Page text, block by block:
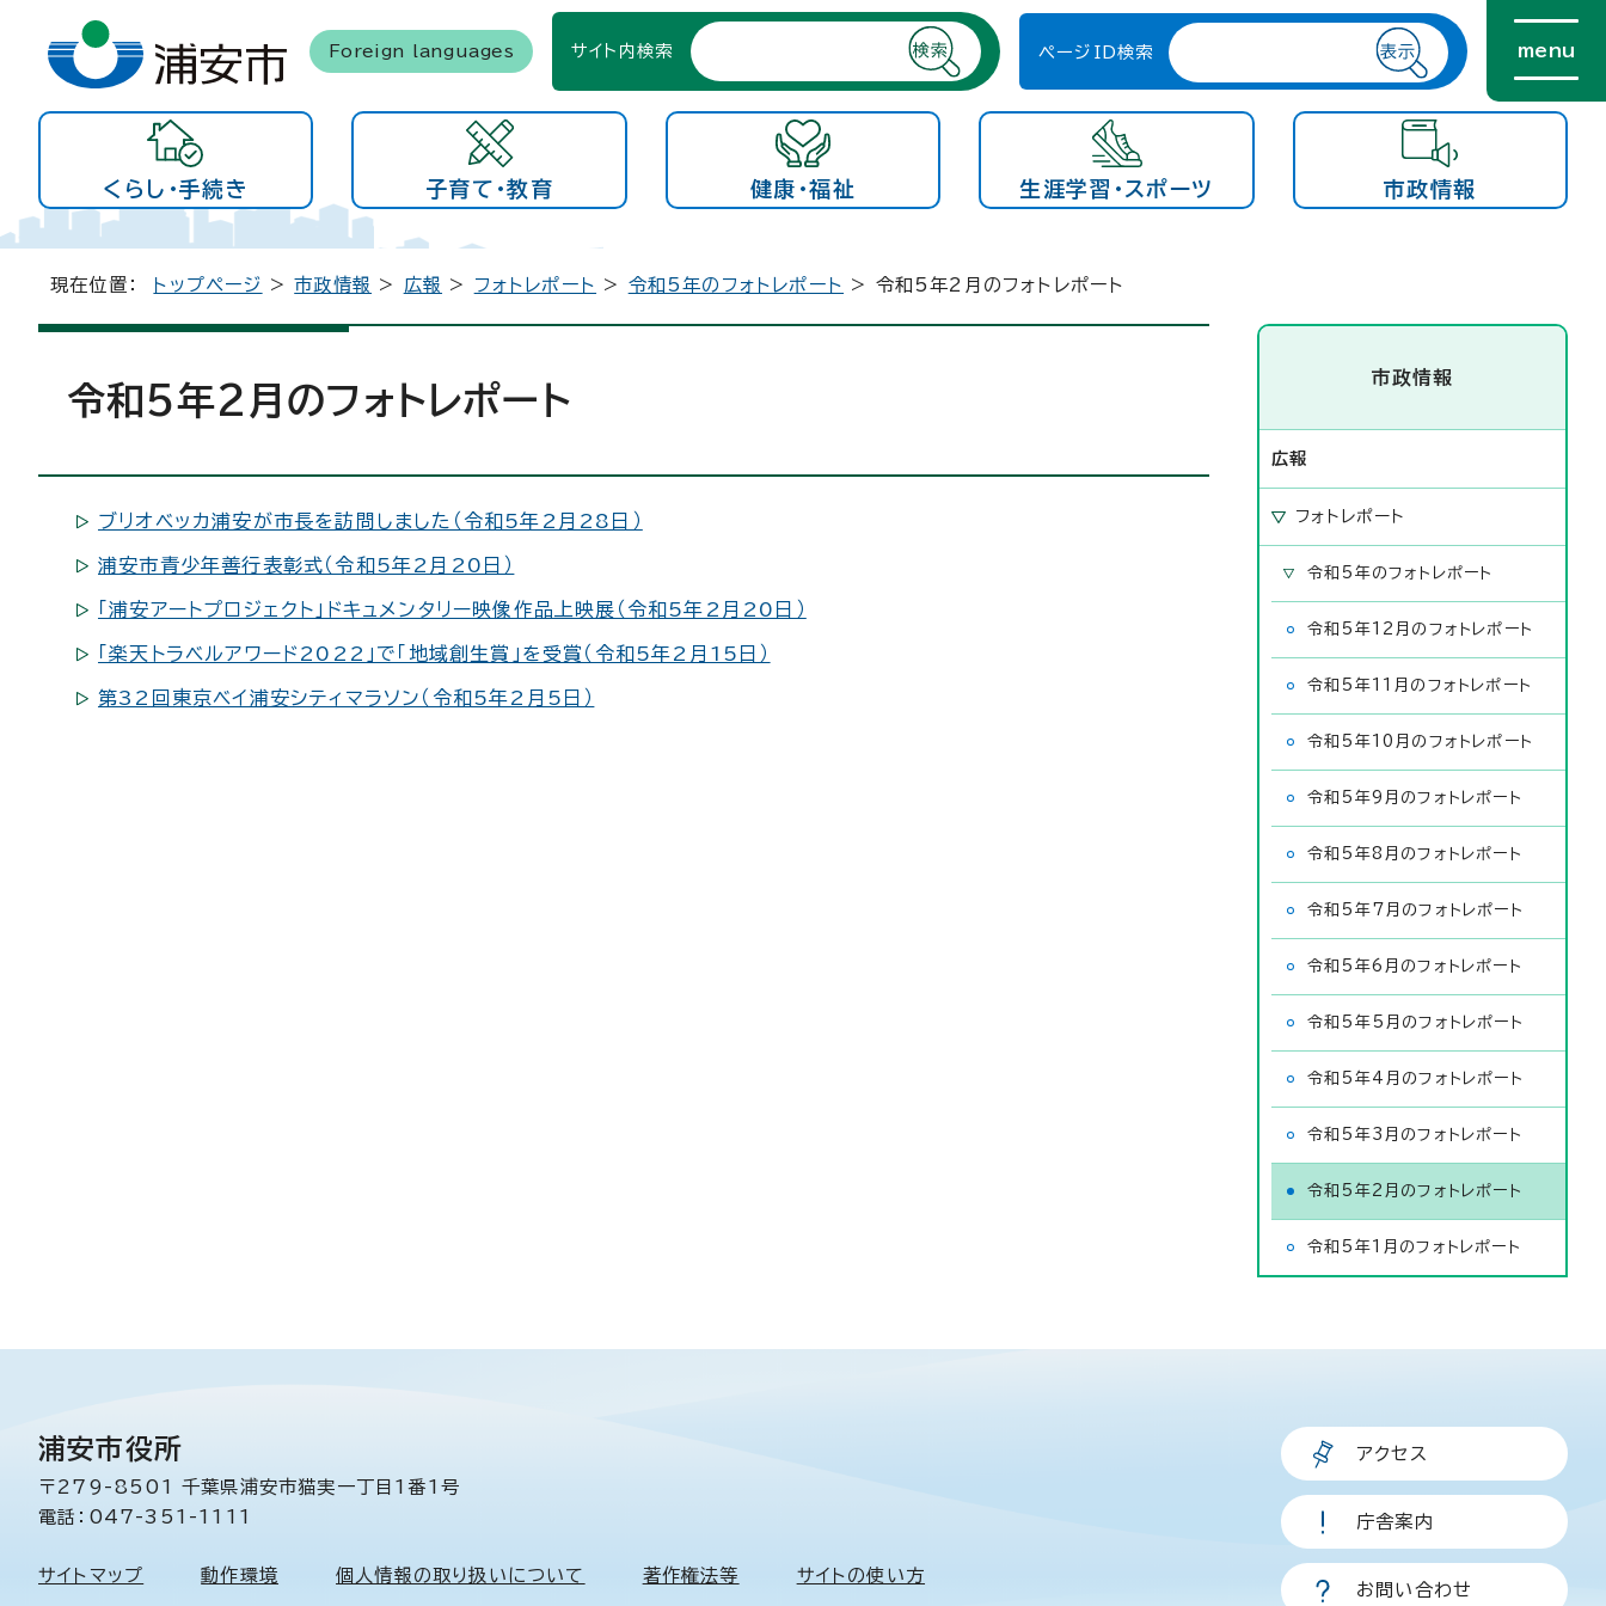
Foreign languages サイト内検索 ページID検索 menu
くらし・手続き 子育て・教育 健康・福祉 生涯学習・スポーツ 市政情報
現在位置： トップページ >市政情報 > 広報 > フォトレポート > 令和5年のフォトレポート > 令和5年2月のフォトレポート
令和5年2月のフォトレポート
ブリオベッカ浦安が市長を訪問しました（令和5年2月28日）
浦安市青少年善行表彰式（令和5年2月20日）
「浦安アートプロジェクト」ドキュメンタリー映像作品上映展（令和5年2月20日）
「楽天トラベルアワード2022」で「地域創生賞」を受賞（令和5年2月15日）
第32回東京ベイ浦安シティマラソン（令和5年2月5日）
市政情報
広報
フォトレポート
令和5年のフォトレポート
令和5年12月のフォトレポート
令和5年11月のフォトレポート
令和5年10月のフォトレポート
令和5年9月のフォトレポート
令和5年8月のフォトレポート
令和5年7月のフォトレポート
令和5年6月のフォトレポート
令和5年5月のフォトレポート
令和5年4月のフォトレポート
令和5年3月のフォトレポート
令和5年2月のフォトレポート
令和5年1月のフォトレポート
浦安市役所
〒279-8501 千葉県浦安市猫実一丁目1番1号
電話：047-351-1111
サイトマップ 動作環境 個人情報の取り扱いについて 著作権法等 サイトの使い方
アクセス
庁舎案内
お問い合わせ